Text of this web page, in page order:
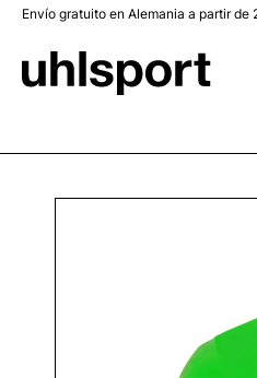
Saltar a la
Envío gratuito en Alemania a partir de